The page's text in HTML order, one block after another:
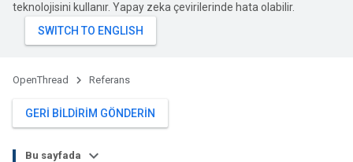
teknolojisini kullanır. Yapay zeka çevirilerinde hata olabilir.
OpenThread Referans
GERI BILDIRIM GÖNDERIN
Bu sayfada